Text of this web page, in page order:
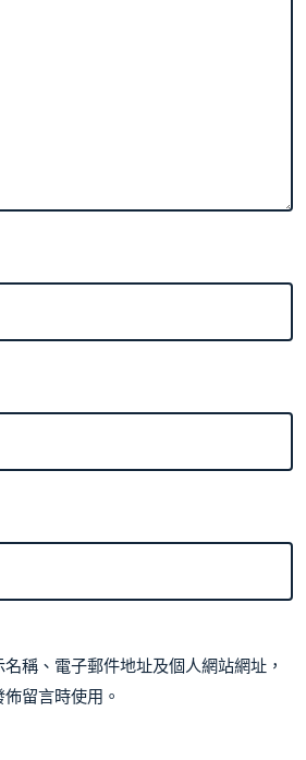
稱、電子郵件地址及個人網站網址，
留言時使用。